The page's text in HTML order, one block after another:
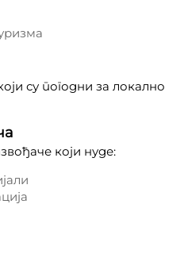
су погодни за локално
који нуде: